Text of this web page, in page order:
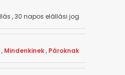
,30 napos elállási jog
, Mindenkinek, Pároknak